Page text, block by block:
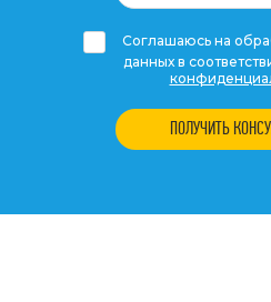
Соглашаюсь на
данных в
ПОЛУЧИТЬ